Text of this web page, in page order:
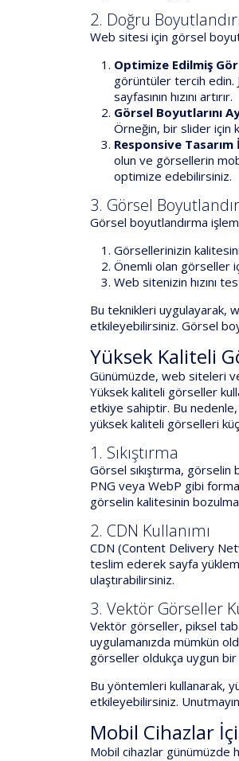
2. Doğru
Web sitesi için görsel
Optimize Edilmiş
görüntüler tercih edin.
sayfasının hızını artırır.
Görsel Boyutlarını
Örneğin, bir slider için
Responsive
olun ve görsellerin
optimize edebilirsiniz.
3. Görsel
Görsel boyutlandırma
Görsellerinizin kalitesini
Önemli olan görseller
Web sitenizin hızını
Bu teknikleri uygulayarak,
etkileyebilirsiniz. Görsel
Yüksek Kaliteli
Günümüzde, web siteleri
Yüksek kaliteli görseller
etkiye sahiptir. Bu
yüksek kaliteli görselleri
1. Sıkıştırma
Görsel sıkıştırma,
PNG veya WebP gibi
görselin kalitesinin
2. CDN Kullanımı
CDN (Content Delivery
teslim ederek sayfa
ulaştırabilirsiniz.
3. Vektör Görseller
Vektör görseller, piksel
uygulamanızda mümkün
görseller oldukça uygun
Bu yöntemleri kullanarak,
etkileyebilirsiniz.
Mobil Cihazlar
Mobil cihazlar günümüzde